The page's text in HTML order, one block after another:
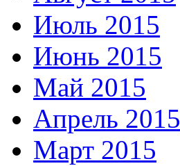
Июль 2015
Июнь 2015
Май 2015
Апрель 2015
Март 2015